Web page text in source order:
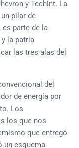
y Techint. La
pilar de
parte de la
la patria
las tres alas del
del
de energía por
Los
los que nos
que entregó
un esquema